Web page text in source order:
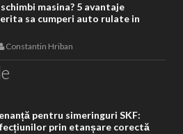
masina? 5 avantaje
sa cumperi auto rulate in
Constantin Hriban
pentru simeringuri SKF:
prin etanșare corectă